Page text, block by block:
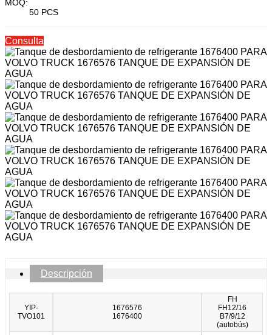
MOQ:
50 PCS
Consulta
Descripción
YIP-
TVO101
1676576
1676400
FH
FH12/16
B7/9/12
(autobús)